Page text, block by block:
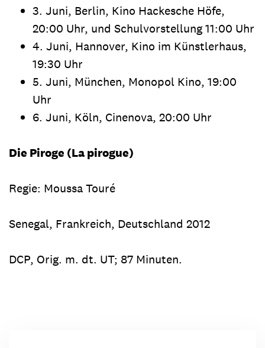
3. Juni, Berlin, Kino Hackesche Höfe,
20:00 Uhr, und Schulvorstellung 11:00 Uhr
4. Juni, Hannover, Kino im Künstlerhaus,
19:30 Uhr
5. Juni, München, Monopol Kino, 19:00
Uhr
6. Juni, Köln, Cinenova, 20:00 Uhr
Die Piroge (La pirogue)
Regie: Moussa Touré
Senegal, Frankreich, Deutschland 2012
DCP, Orig. m. dt. UT; 87 Minuten.